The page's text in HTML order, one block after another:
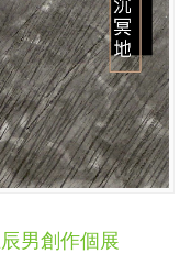
男創作個展